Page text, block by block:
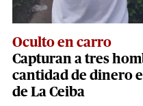
Oculto en carro
Capturan a tres
cantidad de dinero
de La Ceiba